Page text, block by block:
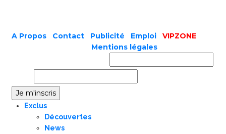
A Propos Contact Publicité Emploi
VIPZONE
Mentions légales
Exclus
Découvertes
News